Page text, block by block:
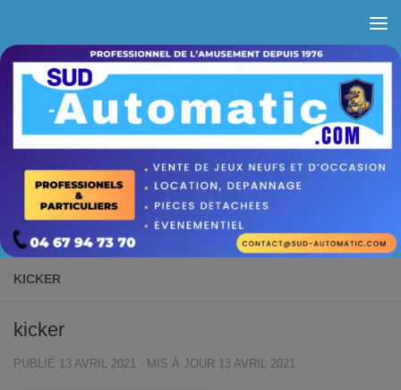
KICKER
kicker
PUBLIÉ 13 AVRIL 2021 · MIS À JOUR 13 AVRIL 2021